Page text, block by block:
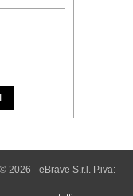
2026 - eBrave S.r.l. P.iva: